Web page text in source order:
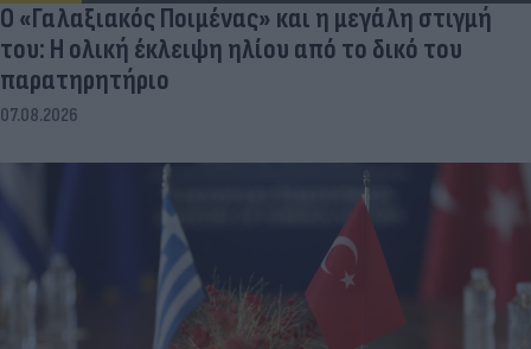
Ο «Γαλαξιακός Ποιμένας» και η μεγάλη στιγμή
του: Η ολική έκλειψη ηλίου από το δικό του
παρατηρητήριο
07.08.2026